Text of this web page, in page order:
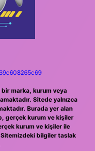
marka, kurum veya
Sitede yalnızca
Burada yer alan
gerçek kurum ve kişiler
kurum ve kişiler ile
bilgiler taslak